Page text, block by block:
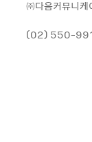
㈜다음커뮤니케
(02) 550-